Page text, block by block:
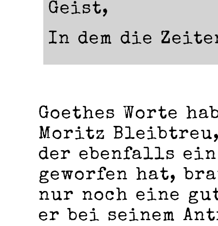
Geist,
In dem die
Goethes Worte
Moritz
der ebenfalls
geworfen hat,
nur noch eine
er bei seinem